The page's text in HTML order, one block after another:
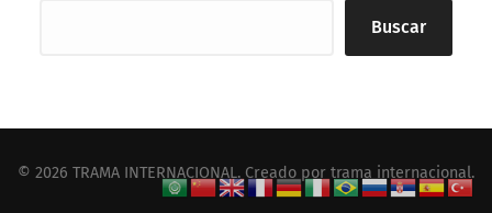
Buscar
© 2026 TRAMA INTERNACIONAL. Creado por trama internacional.